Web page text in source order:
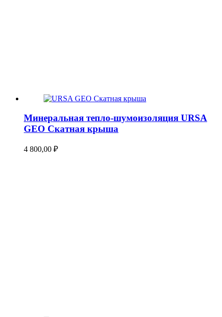
Минеральная тепло-шумоизоляция URSA
GEO Скатная крыша
4 800,00 ₽